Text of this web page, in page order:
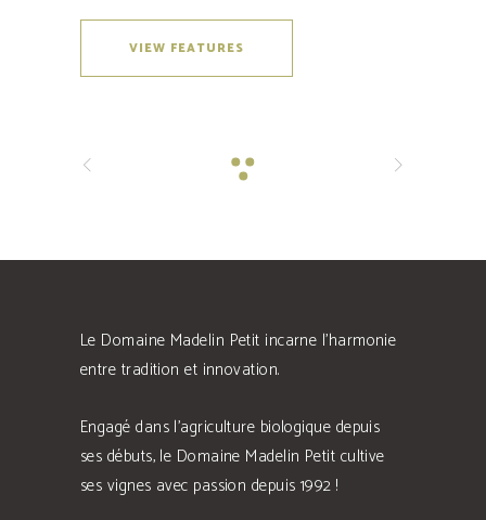
VIEW FEATURES
Le Domaine Madelin Petit incarne l'harmonie
entre tradition et innovation.
Engagé dans l'agriculture biologique depuis
ses débuts, le Domaine Madelin Petit cultive
ses vignes avec passion depuis 1992 !